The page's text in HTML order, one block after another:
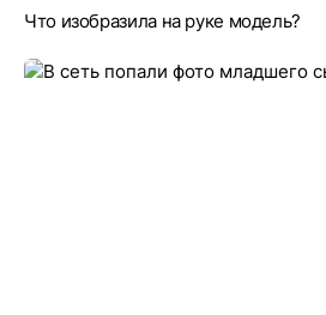
Что изобразила на руке модель?